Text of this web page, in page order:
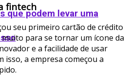
que podem levar uma
fintech
seu primeiro cartão de crédito
para se tornar um ícone da
e a facilidade de usar
isso, a empresa começou a